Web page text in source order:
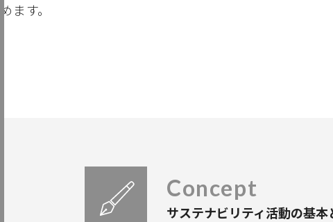
めます。
Concept
サステナビリティ活動の基本